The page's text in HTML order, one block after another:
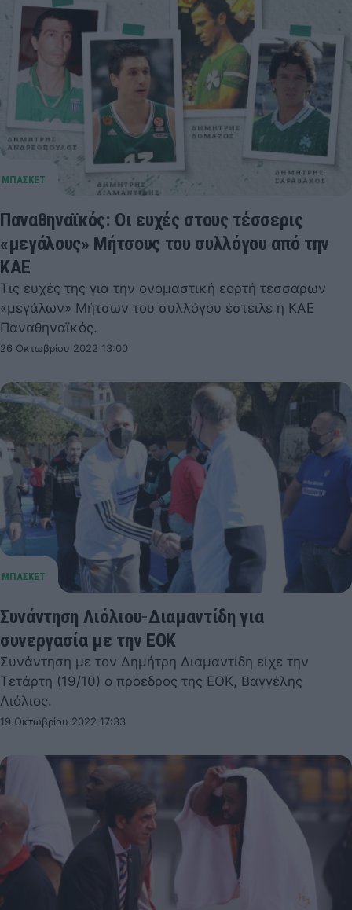
Παναθηναϊκός: Οι ευχές στους τέσσερις
«μεγάλους» Μήτσους του συλλόγου από την
ΚΑΕ
Τις ευχές της για την ονομαστική εορτή τεσσάρων
«μεγάλων» Μήτσων του συλλόγου έστειλε η ΚΑΕ
Παναθηναϊκός.
26 Οκτωβρίου 2022 13:00
Συνάντηση Λιόλιου-Διαμαντίδη για
συνεργασία με την ΕΟΚ
Συνάντηση με τον Δημήτρη Διαμαντίδη είχε την
Τετάρτη (19/10) ο πρόεδρος της ΕΟΚ, Βαγγέλης
Λιόλιος.
19 Οκτωβρίου 2022 17:33